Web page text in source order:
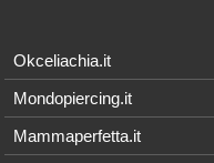
Okceliachia.it
Mondopiercing.it
Mammaperfetta.it